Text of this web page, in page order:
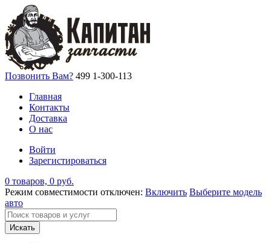
Позвонить Вам? 499 1-300-113
Главная
Контакты
Доставка
О нас
Войти
Зарегистироваться
0 товаров, 0 руб.
Режим совместимости отключен: Включить Выберите модель
авто
Искать